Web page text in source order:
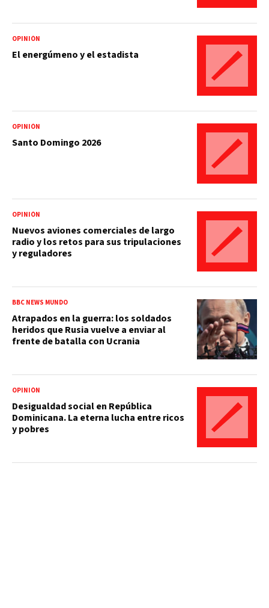
OPINIÓN
El energúmeno y el estadista
OPINIÓN
Santo Domingo 2026
OPINIÓN
Nuevos aviones comerciales de largo
radio y los retos para sus tripulaciones
y reguladores
BBC NEWS MUNDO
Atrapados en la guerra: los soldados
heridos que Rusia vuelve a enviar al
frente de batalla con Ucrania
OPINIÓN
Desigualdad social en República
Dominicana. La eterna lucha entre ricos
y pobres